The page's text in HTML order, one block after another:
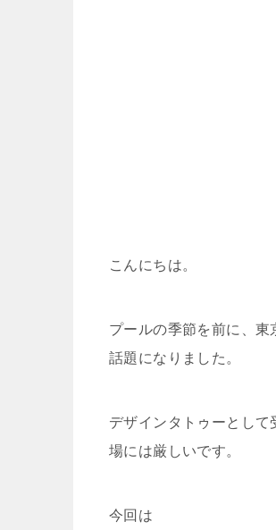
こんにちは。
プールの季節を前に、
話題になりました。
デザインタトゥーとし
場には厳しいです。
今回は